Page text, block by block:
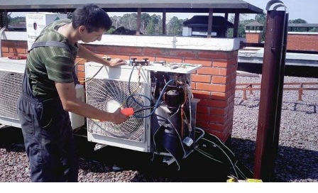
ПОЗНАВАТЕЛЬНЫЕ СТАТЬИ
ИНВЕРТОРНЫЕ КОНДИЦИОНЕРЫ
СПРАВОЧНЫЕ МАТЕРИАЛЫ
КОНДИЦИОНИРОВАНИЕ СЕРВЕРНОЙ
ИСТОРИЯ БРЕНДОВ